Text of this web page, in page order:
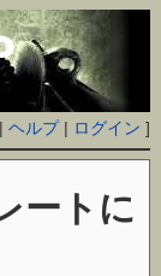
ヘルプ| ログイン ]
ートに